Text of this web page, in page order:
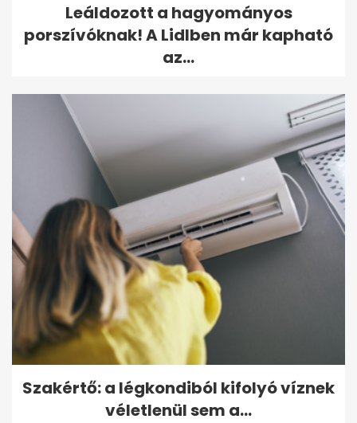
Leáldozott a hagyományos
porszívóknak! A Lidlben már kapható
az...
Szakértő: a légkondiból kifolyó víznek
véletlenül sem a...